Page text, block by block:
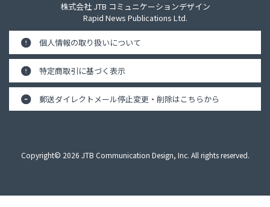
株式会社 JTB コミュニケーションデザイン
Rapid News Publications Ltd.
個人情報の取り扱いについて
特定商取引に基づく表示
郵送ダイレクトメール停止変更・削除はこちらから
Copyright© 2026 JTB Communication Design, Inc. All rights reserved.